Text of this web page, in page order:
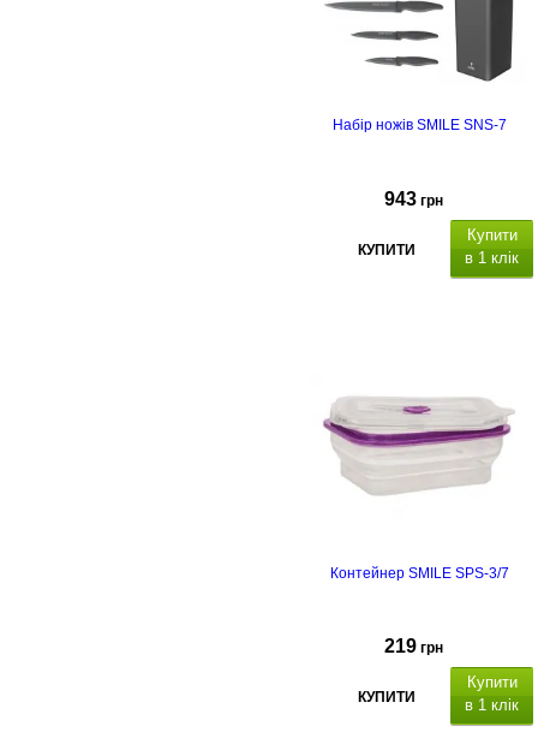
Набір ножів SMILE SNS-7
943 грн
КУПИТИ
Купити
в 1 клік
з нековзним покриттям
touch
Контейнер SMILE SPS-3/7
219 грн
КУПИТИ
Купити
в 1 клік